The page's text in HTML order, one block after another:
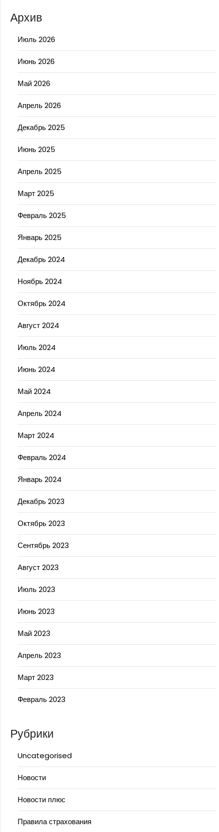
Архив
Июль 2026
Июнь 2026
Май 2026
Апрель 2026
Декабрь 2025
Июнь 2025
Апрель 2025
Март 2025
Февраль 2025
Январь 2025
Декабрь 2024
Ноябрь 2024
Октябрь 2024
Август 2024
Июль 2024
Июнь 2024
Май 2024
Апрель 2024
Март 2024
Февраль 2024
Январь 2024
Декабрь 2023
Октябрь 2023
Сентябрь 2023
Август 2023
Июль 2023
Июнь 2023
Май 2023
Апрель 2023
Март 2023
Февраль 2023
Рубрики
Uncategorised
Новости
Новости плюс
Правила страхования